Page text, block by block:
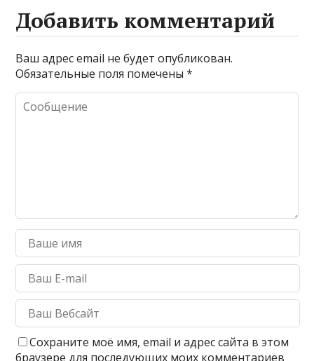
Добавить комментарий
Ваш адрес email не будет опубликован.
Обязательные поля помечены*
Сохраните моё имя, email и адрес сайта в этом
браузере для последующих моих комментариев